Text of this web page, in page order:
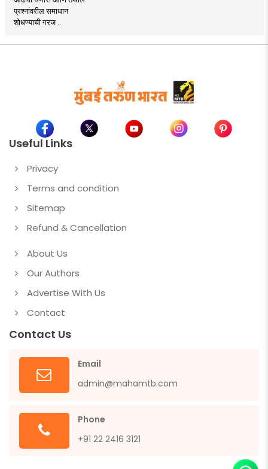
प्रश्नांवरील समाधान
शोधण्याची गरज ..
Useful Links
Privacy
Terms and condition
Sitemap
Refund & Cancellation
About Us
Our Authors
Advertise With Us
Contact
Contact Us
Email
admin@mahamtb.com
Phone
+91 22 2416 3121